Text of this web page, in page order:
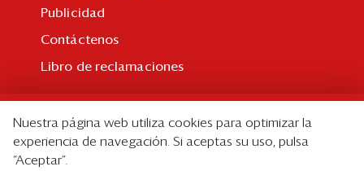
Publicidad
Contáctenos
Libro de reclamaciones
Suscripción individual
Paquetes corporativos
Nuestra página web utiliza cookies para optimizar la
experiencia de navegación. Si aceptas su uso, pulsa
“Aceptar”.